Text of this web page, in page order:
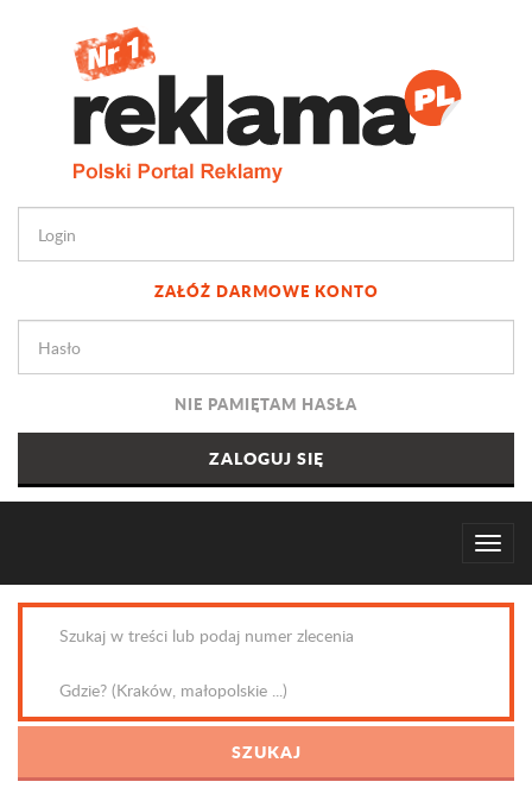
ZAŁÓŻ DARMOWE KONTO
NIE PAMIĘTAM HASŁA